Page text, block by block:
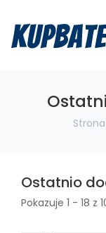
Ostatnio
Pokazuje 1 - 18 z